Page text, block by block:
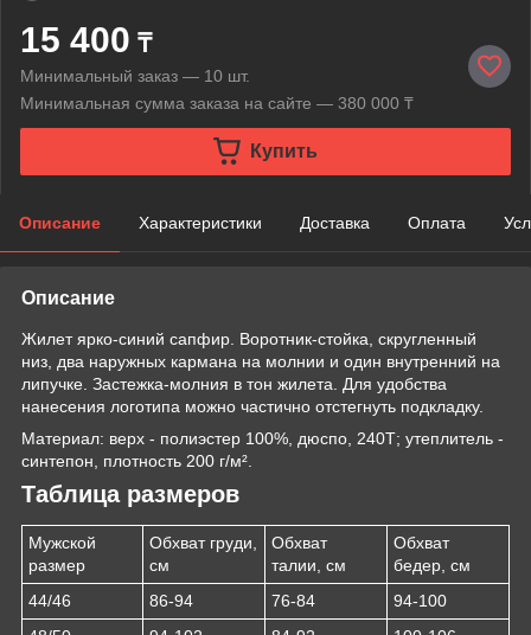
15 400 ₸
Минимальный заказ — 10 шт.
Минимальная сумма заказа на сайте — 380 000 ₸
Купить
Описание Характеристики Доставка Оплата
Описание
Жилет ярко-синий сапфир. Воротник-стойка, скругленный
низ, два наружных кармана на молнии и один внутренний на
липучке. Застежка-молния в тон жилета. Для удобства
нанесения логотипа можно частично отстегнуть подкладку.
Материал: верх - полиэстер 100%, дюспо, 240Т; утеплитель -
синтепон, плотность 200 г/м².
Таблица размеров
Мужской
размер
Обхват груди,
см
Обхват
талии, см
Обхват
бедер, см
44/46
86-94 76-84
94-100